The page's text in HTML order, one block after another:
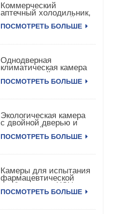
Коммерческий
аптечный холодильник,
фармацевтический
холодильник для
ПОСМОТРЕТЬ БОЛЬШЕ
Однодверная
климатическая камера
с постоянной
температурой и
ПОСМОТРЕТЬ БОЛЬШЕ
Экологическая камера
с двойной дверью и
постоянной
температурой и
ПОСМОТРЕТЬ БОЛЬШЕ
Камеры для испытания
фармацевтической
стабильности XCH-
320SD
ПОСМОТРЕТЬ БОЛЬШЕ